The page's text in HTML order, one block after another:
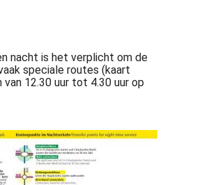
nacht is het verplicht om de
speciale routes (kaart
12.30 uur tot 4.30 uur op